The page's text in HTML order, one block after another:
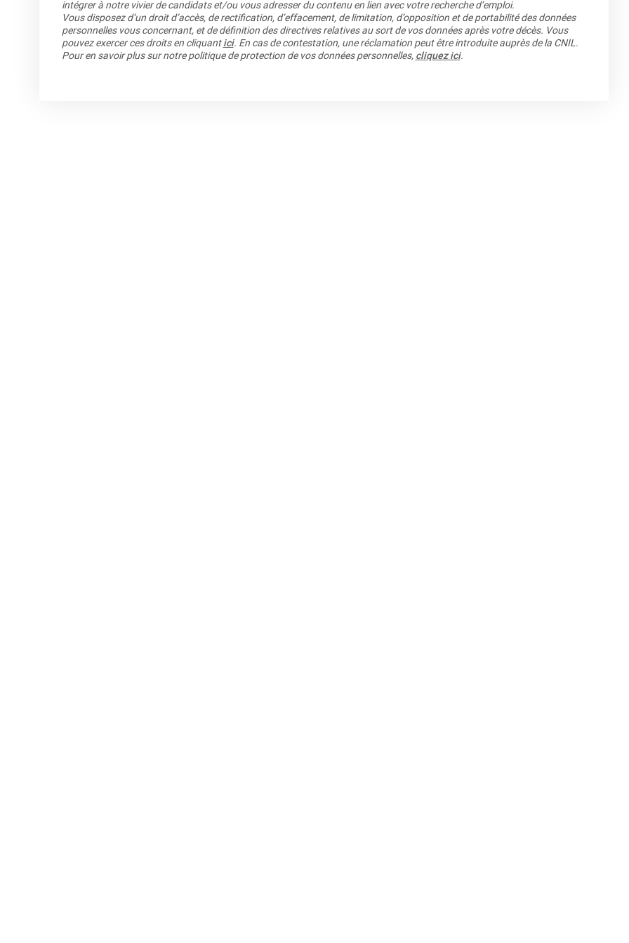
intégrer à notre vivier de candidats et/ou vous adresser du contenu en lien avec votre recherche d’emploi.
Vous disposez d’un droit d’accès, de rectification, d’effacement, de limitation, d’opposition et de portabilité des données
personnelles vous concernant, et de définition des directives relatives au sort de vos données après votre décès. Vous
pouvez exercer ces droits en cliquantici. En cas de contestation, une réclamation peut être introduite auprès de la CNIL.
Pour en savoir plus sur notre politique de protection de vos données personnelles, cliquez ici.